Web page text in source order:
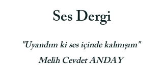
Ses Dergi
"Uyandım ki ses içinde kalmışım"
Melih Cevdet ANDAY